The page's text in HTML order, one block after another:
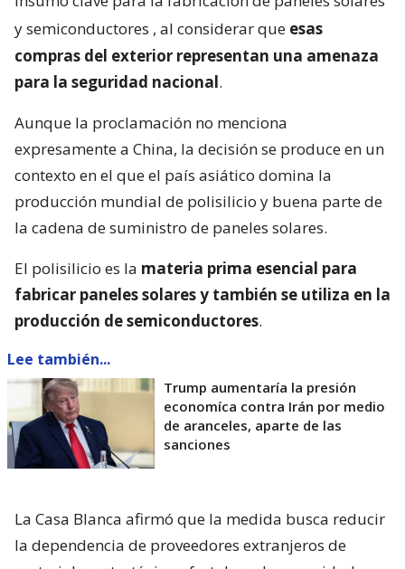
y semiconductores , al considerar que esas
compras del exterior representan una amenaza
para la seguridad nacional.
Aunque la proclamación no menciona
expresamente a China, la decisión se produce en un
contexto en el que el país asiático domina la
producción mundial de polisilicio y buena parte de
la cadena de suministro de paneles solares.
El polisilicio es la materia prima esencial para
fabricar paneles solares y también se utiliza en la
producción de semiconductores.
Lee también...
Trump aumentaría la presión
economíca contra Irán por medio
de aranceles, aparte de las
sanciones
La Casa Blanca afirmó que la medida busca reducir
la dependencia de proveedores extranjeros de